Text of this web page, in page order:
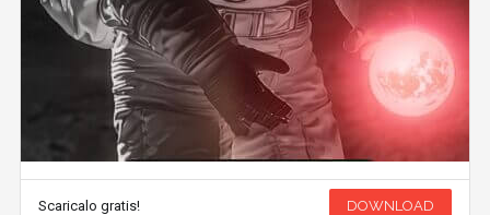
Scaricalo gratis! DOWNLOAD